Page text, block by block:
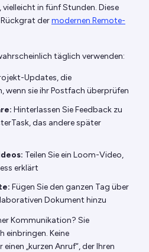
in fünf Stunden. Diese
dermodernen Remote-
täglich verwenden:
Updates, die
wenn sie ihr Postfach überprüfen
Hinterlassen Sie Feedback zu
das andere später
Teilen Sie ein Loom-Video,
erklärt
Fügen Sie den ganzen Tag über
Dokument hinzu
Kommunikation? Sie
einbringen. Keine
„kurzen Anruf“, der Ihren